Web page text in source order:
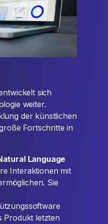
sich
weiter.
der künstlichen
Fortschritte in
Language
Interaktionen mit
Sie
Produkt letzten